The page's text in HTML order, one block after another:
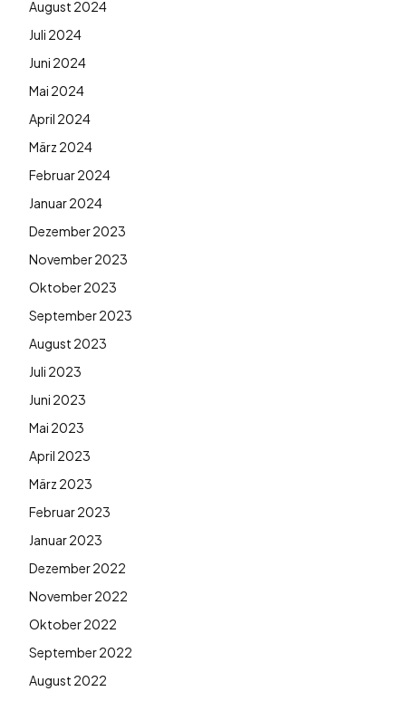
August 2024
Juli 2024
Juni 2024
Mai 2024
April 2024
März 2024
Februar 2024
Januar 2024
Dezember 2023
November 2023
Oktober 2023
September 2023
August 2023
Juli 2023
Juni 2023
Mai 2023
April 2023
März 2023
Februar 2023
Januar 2023
Dezember 2022
November 2022
Oktober 2022
September 2022
August 2022